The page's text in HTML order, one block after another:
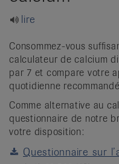
lire
Consommez-vous
calculateur de calcium
par 7 et compare votre
quotidienne
Comme alternative au
questionnaire de notre
votre disposition:
Questionnaire sur